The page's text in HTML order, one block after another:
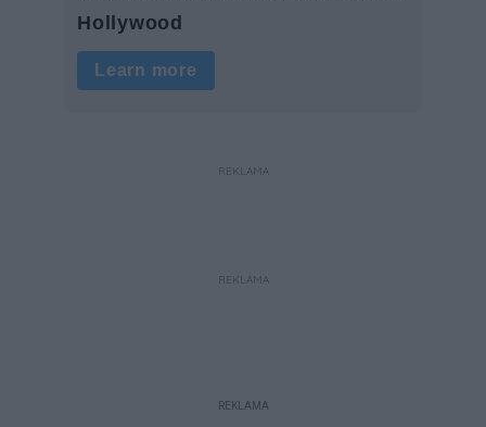
REKLAMA
REKLAMA
REKLAMA